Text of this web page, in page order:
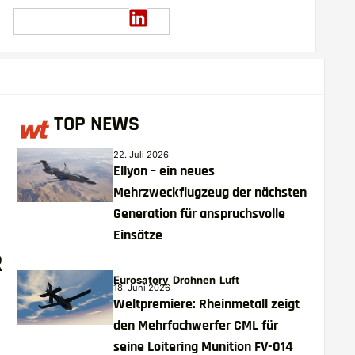
TOP NEWS
22. Juli 2026
Ellyon – ein neues
Mehrzweckflugzeug der nächsten
Generation für anspruchsvolle
Einsätze
Eurosatory Drohnen Luft
18. Juni 2026
Weltpremiere: Rheinmetall zeigt
den Mehrfachwerfer CML für
seine Loitering Munition FV-014